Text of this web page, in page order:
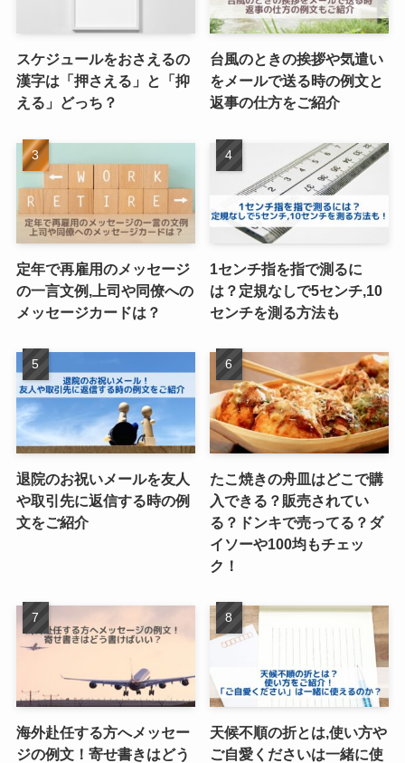
スケジュールをおさえるの
漢字は「押さえる」と「抑
える」どっち？
台風のときの挨拶や気遣い
をメールで送る時の例文と
返事の仕方をご紹介
定年で再雇用のメッセージ
の一言文例,上司や同僚への
メッセージカードは？
1センチ指を指で測るに
は？定規なしで5センチ,10
センチを測る方法も
退院のお祝いメールを友人
や取引先に返信する時の例
文をご紹介
たこ焼きの舟皿はどこで購
入できる？販売されてい
る？ドンキで売ってる？ダ
イソーや100均もチェッ
ク！
海外赴任する方へメッセー
ジの例文！寄せ書きはどう
天候不順の折とは,使い方や
ご自愛くださいは一緒に使